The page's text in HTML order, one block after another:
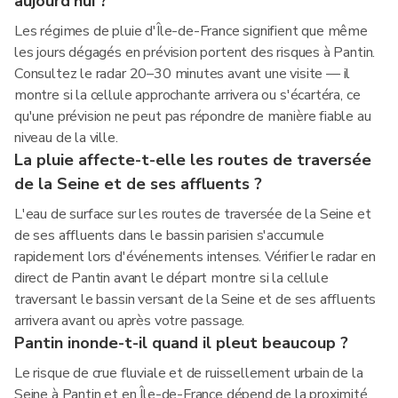
Les régimes de pluie d'Île-de-France signifient que même
les jours dégagés en prévision portent des risques à Pantin.
Consultez le radar 20–30 minutes avant une visite — il
montre si la cellule approchante arrivera ou s'écartéra, ce
qu'une prévision ne peut pas répondre de manière fiable au
niveau de la ville.
La pluie affecte-t-elle les routes de traversée
de la Seine et de ses affluents ?
L'eau de surface sur les routes de traversée de la Seine et
de ses affluents dans le bassin parisien s'accumule
rapidement lors d'événements intenses. Vérifier le radar en
direct de Pantin avant le départ montre si la cellule
traversant le bassin versant de la Seine et de ses affluents
arrivera avant ou après votre passage.
Pantin inonde-t-il quand il pleut beaucoup ?
Le risque de crue fluviale et de ruissellement urbain de la